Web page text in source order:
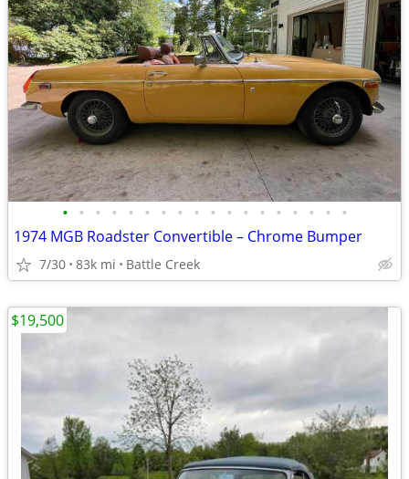
• • • • • • • • • • • • • • • • • •
1974 MGB Roadster Convertible – Chrome Bumper
7/30 83k mi Battle Creek
$19,500